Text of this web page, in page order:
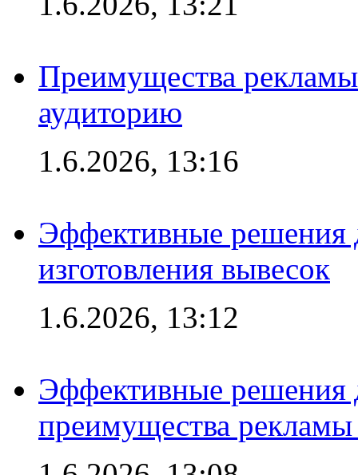
Преимущества
аудиторию
1.6.2026, 13:16
Эффективные решения
изготовления вывесок
1.6.2026, 13:12
Эффективные решения
преимущества рекламы